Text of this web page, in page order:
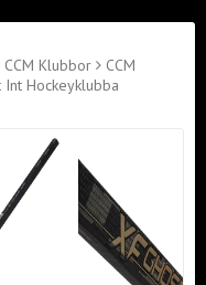
CCM Klubbor
CCM
Int Hockeyklubba